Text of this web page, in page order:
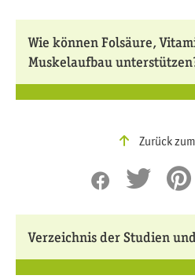
Wie können Folsäure,
Muskelaufbau
Zurück
Verzeichnis der Studien